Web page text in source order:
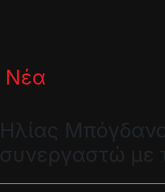
Νέα
Ηλίας
συνεργαστώ με